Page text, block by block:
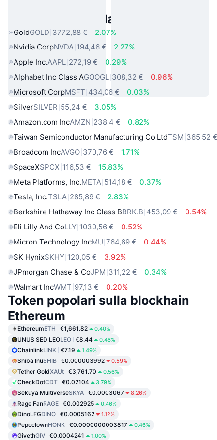
Asset reali popolari
GoldGOLD 3772,88 €
2.07%
Nvidia CorpNVDA 194,46 €
2.27%
Apple Inc.AAPL 272,19 €
0.29%
Alphabet Inc Class AGOOGL 308,32 €
0.96%
Microsoft CorpMSFT 434,06 €
0.03%
SilverSILVER 55,24 €
3.05%
Amazon.com IncAMZN 238,4 €
0.82%
Taiwan Semiconductor Manufacturing Co LtdTSM 365,52
Broadcom IncAVGO 370,76 €
1.71%
SpaceXSPCX 116,53 €
15.83%
Meta Platforms, Inc.META 514,18 €
0.37%
Tesla, Inc.TSLA 285,89 €
2.83%
Berkshire Hathaway Inc Class BBRK.B 453,09 €
0.54%
Eli Lilly And CoLLY 1030,56 €
0.52%
Micron Technology IncMU 764,69 €
0.44%
SK HynixSKHY 120,05 €
3.92%
JPmorgan Chase & CoJPM 311,22 €
0.34%
Walmart IncWMT 97,13 € 0.20%
Token popolari sulla blockhain
Ethereum
EthereumETH €1,661.82 0.40%
UNUS SED LEOLEO €8.44 0.46%
ChainlinkLINK €7.19 1.49%
Shiba InuSHIB €0.000003992 0.59%
Tether GoldXAUt €3,761.70 0.56%
CheckDotCDT €0.02104 3.79%
Sekuya MultiverseSKYA €0.0003067 8.26%
Rage FanRAGE €0.002925 0.46%
DinoLFGDINO €0.0005162 1.12%
PepoclownHONK €0.0000000003817 0.46%
GivethGIV €0.0004241 1.00%